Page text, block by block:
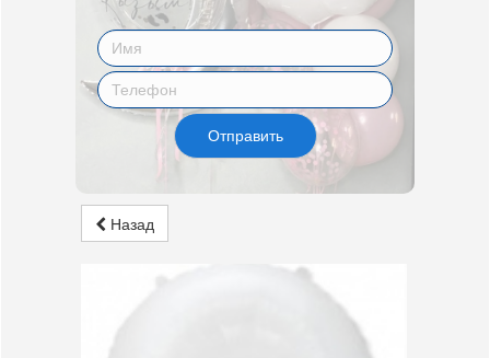
Отправить
Назад